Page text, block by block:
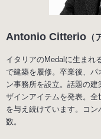
Antonio Citterio （
イタリアのMedalに生まれ
で建築を履修。卒業後、パ
ン事務所を設立。話題の
ザインアイテムを発表。
を与え続けています。コ
数。